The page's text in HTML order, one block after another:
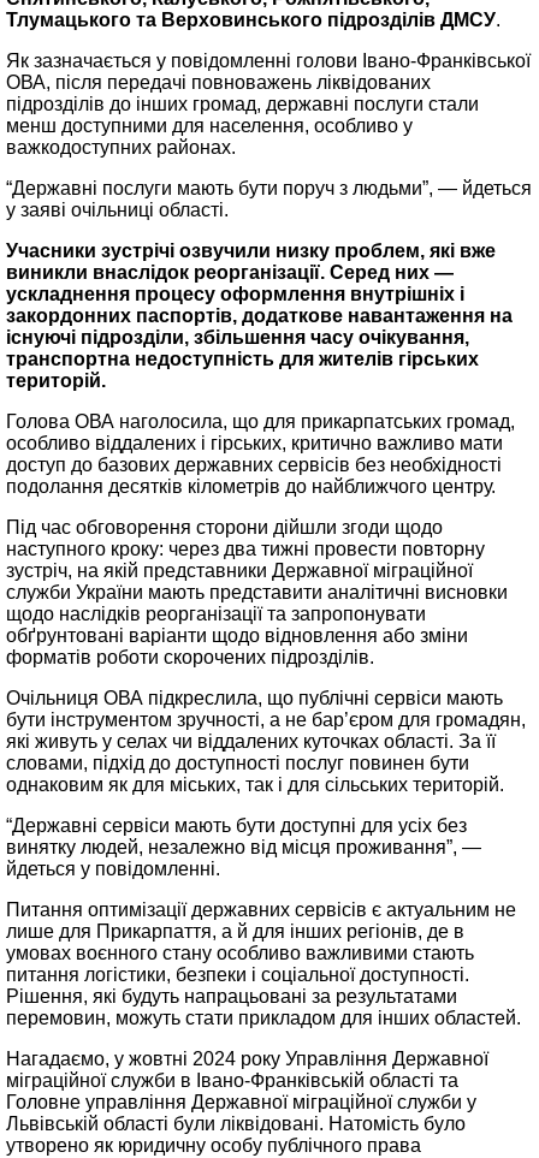
Тлумацького та Верховинського підрозділів ДМСУ.
Як зазначається у повідомленні голови Івано-Франківської
ОВА, після передачі повноважень ліквідованих
підрозділів до інших громад, державні послуги стали
менш доступними для населення, особливо у
важкодоступних районах.
“Державні послуги мають бути поруч з людьми”, — йдеться
у заяві очільниці області.
Учасники зустрічі озвучили низку проблем, які вже
виникли внаслідок реорганізації. Серед них —
ускладнення процесу оформлення внутрішніх і
закордонних паспортів, додаткове навантаження на
існуючі підрозділи, збільшення часу очікування,
транспортна недоступність для жителів гірських
територій.
Голова ОВА наголосила, що для прикарпатських громад,
особливо віддалених і гірських, критично важливо мати
доступ до базових державних сервісів без необхідності
подолання десятків кілометрів до найближчого центру.
Під час обговорення сторони дійшли згоди щодо
наступного кроку: через два тижні провести повторну
зустріч, на якій представники Державної міграційної
служби України мають представити аналітичні висновки
щодо наслідків реорганізації та запропонувати
обґрунтовані варіанти щодо відновлення або зміни
форматів роботи скорочених підрозділів.
Очільниця ОВА підкреслила, що публічні сервіси мають
бути інструментом зручності, а не бар’єром для громадян,
які живуть у селах чи віддалених куточках області. За її
словами, підхід до доступності послуг повинен бути
однаковим як для міських, так і для сільських територій.
“Державні сервіси мають бути доступні для усіх без
винятку людей, незалежно від місця проживання”, —
йдеться у повідомленні.
Питання оптимізації державних сервісів є актуальним не
лише для Прикарпаття, а й для інших регіонів, де в
умовах воєнного стану особливо важливими стають
питання логістики, безпеки і соціальної доступності.
Рішення, які будуть напрацьовані за результатами
перемовин, можуть стати прикладом для інших областей.
Нагадаємо, у жовтні 2024 року Управління Державної
міграційної служби в Івано-Франківській області та
Головне управління Державної міграційної служби у
Львівській області були ліквідовані. Натомість було
утворено як юридичну особу публічного права